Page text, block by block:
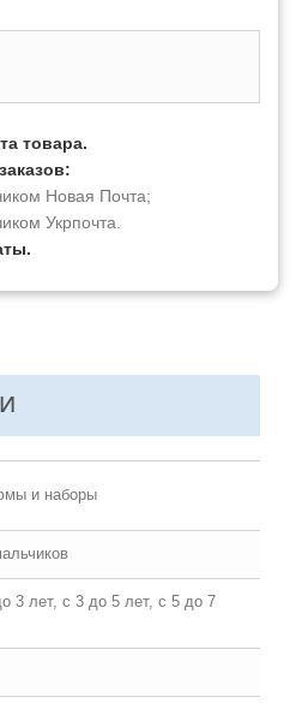
товара.
Новая Почта;
Укрпочта.
и наборы
3 лет, с 3 до 5 лет, с 5 до 7